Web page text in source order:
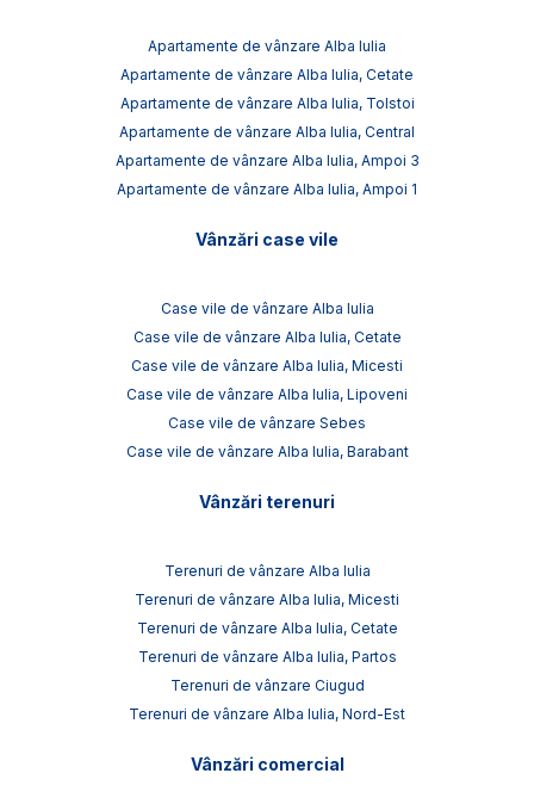
Apartamente de vânzare Alba Iulia
Apartamente de vânzare Alba Iulia, Cetate
Apartamente de vânzare Alba Iulia, Tolstoi
Apartamente de vânzare Alba Iulia, Central
Apartamente de vânzare Alba Iulia, Ampoi 3
Apartamente de vânzare Alba Iulia, Ampoi 1
Vânzări case vile
Case vile de vânzare Alba Iulia
Case vile de vânzare Alba Iulia, Cetate
Case vile de vânzare Alba Iulia, Micesti
Case vile de vânzare Alba Iulia, Lipoveni
Case vile de vânzare Sebes
Case vile de vânzare Alba Iulia, Barabant
Vânzări terenuri
Terenuri de vânzare Alba Iulia
Terenuri de vânzare Alba Iulia, Micesti
Terenuri de vânzare Alba Iulia, Cetate
Terenuri de vânzare Alba Iulia, Partos
Terenuri de vânzare Ciugud
Terenuri de vânzare Alba Iulia, Nord-Est
Vânzări comercial